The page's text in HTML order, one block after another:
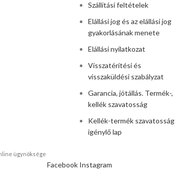
Szállítási feltételek
Elállási jog és az elállási jog
gyakorlásának menete
Elállási nyilatkozat
Visszatérítési és
visszaküldési szabályzat
Garancia, jótállás. Termék-,
kellék szavatosság
Kellék-termék szavatosság
igénylő lap
ügynöksége
Facebook Instagram